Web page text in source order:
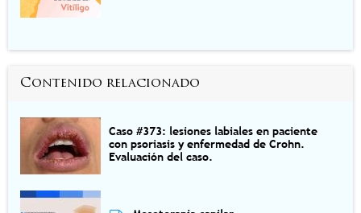
Contenido relacionado
Caso #373: lesiones labiales en paciente
con psoriasis y enfermedad de Crohn.
Evaluación del caso.